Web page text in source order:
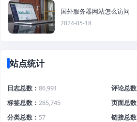
国外服务器网站怎么访问
2024-05-18
站点统计
日志总数 86,991 评论总数
标签总数
285,745 页面总数
分类总数
57 链接总数